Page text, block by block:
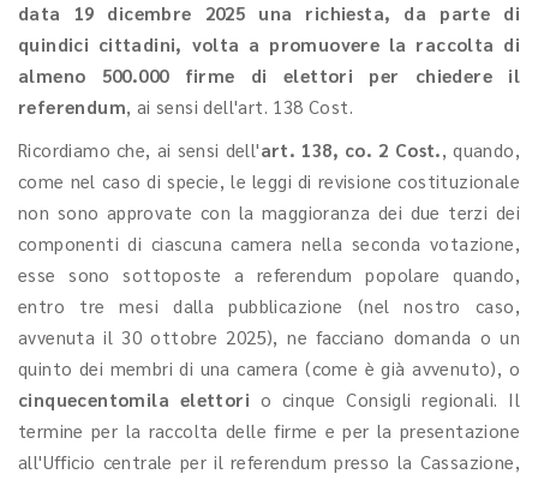
data 19 dicembre 2025 una richiesta, da parte di
quindici cittadini, volta a promuovere la raccolta di
almeno 500.000 firme di elettori per chiedere il
referendum, ai sensi dell'art. 138 Cost.
Ricordiamo che, ai sensi dell'art. 138, co. 2 Cost., quando,
come nel caso di specie, le leggi di revisione costituzionale
non sono approvate con la maggioranza dei due terzi dei
componenti di ciascuna camera nella seconda votazione,
esse sono sottoposte a referendum popolare quando,
entro tre mesi dalla pubblicazione (nel nostro caso,
avvenuta il 30 ottobre 2025), ne facciano domanda o un
quinto dei membri di una camera (come è già avvenuto), o
cinquecentomila elettori o cinque Consigli regionali. Il
termine per la raccolta delle firme e per la presentazione
all'Ufficio centrale per il referendum presso la Cassazione,